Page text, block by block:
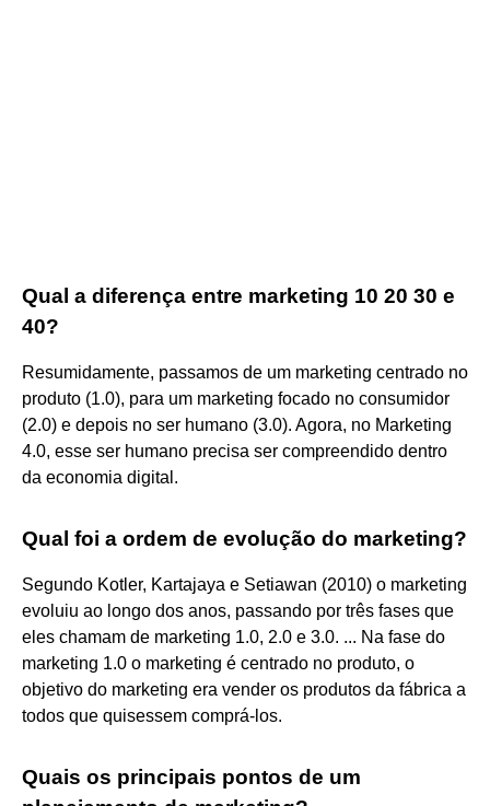
Qual a diferença entre marketing 10 20 30 e
40?
Resumidamente, passamos de um marketing centrado no
produto (1.0), para um marketing focado no consumidor
(2.0) e depois no ser humano (3.0). Agora, no Marketing
4.0, esse ser humano precisa ser compreendido dentro
da economia digital.
Qual foi a ordem de evolução do marketing?
Segundo Kotler, Kartajaya e Setiawan (2010) o marketing
evoluiu ao longo dos anos, passando por três fases que
eles chamam de marketing 1.0, 2.0 e 3.0. ... Na fase do
marketing 1.0 o marketing é centrado no produto, o
objetivo do marketing era vender os produtos da fábrica a
todos que quisessem comprá-los.
Quais os principais pontos de um